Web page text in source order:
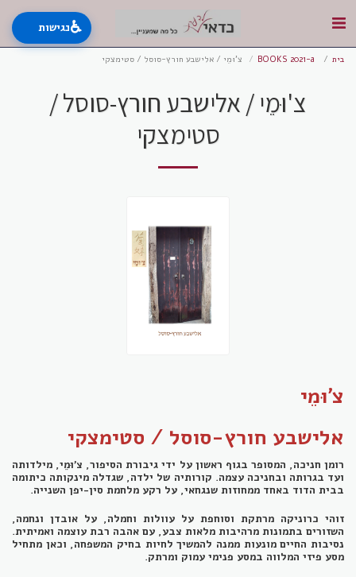
בית צ'וּמֵי / אלישבע חורץ-סוסל / סטימצקי
צ'וּמֵי / אלישבע חורץ-סוסל /
סטימצקי
צ'וּמֵי
אלישבע חורץ-סוסל / סטימצקי
רומן חניכה, המסופר בגוף ראשון על ידי גיבורת הסיפור, צ'וּמֵי, מילדותה
ועד בגרותה ובחניכה עצמה. קורותיה של ילדה, שגדלה מינקותה כיתומה
בבית הדוד באחד ממחוזות שנגחאי, על רקע מלחמת סין-יפן השנייה.
זוהי כרוניקה מרתקת וסוחפת על עוולות וחמלה, על אובדן ונחמה,
השזורים בתמונות מרהיבות מלאות צבע, עם אהבה רבת עוצמה ואמיתית.
נסיבות החיים מונעות ממנה להמשיך לחיות בחיק המשפחה, וכאן מתחיל
מסע פיזי המלווה במסע פנימי עמוק ומרתק.
♿נגישות